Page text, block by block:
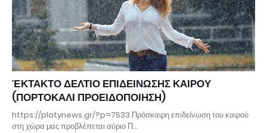
ΈΚΤΑΚΤΟ ΔΕΛΤΙΟ ΕΠΙΔΕΙΝΩΣΗΣ ΚΑΙΡΟΥ
(ΠΟΡΤΟΚΑΛΙ ΠΡΟΕΙΔΟΠΟΙΗΣΗ)
https://platynews.gr/?p=7533 Πρόσκαιρη επιδείνωση του καιρού
στη χώρα μας προβλέπεται αύριο Π…